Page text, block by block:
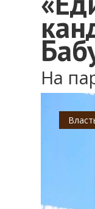
На